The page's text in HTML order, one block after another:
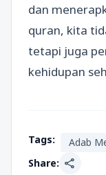
dan
quran, kita
tetapi juga
kehidupan
Tags: Adab
Share: share